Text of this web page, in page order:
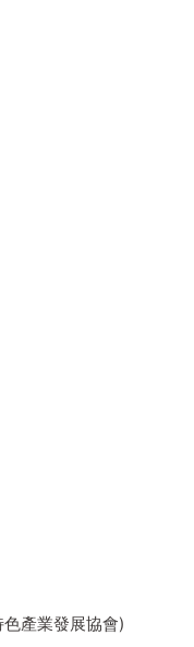
產業發展協會)